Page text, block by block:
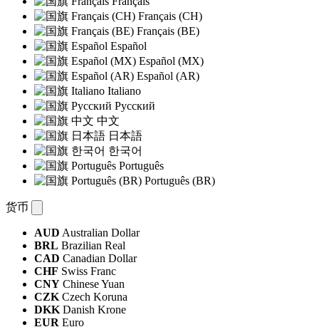
Français (CH)
Français (BE)
Español
Español (MX)
Español (AR)
Italiano
Русский
中文
日本語
한국어
Português
Português (BR)
货币
AUD Australian Dollar
BRL Brazilian Real
CAD Canadian Dollar
CHF Swiss Franc
CNY Chinese Yuan
CZK Czech Koruna
DKK Danish Krone
EUR Euro